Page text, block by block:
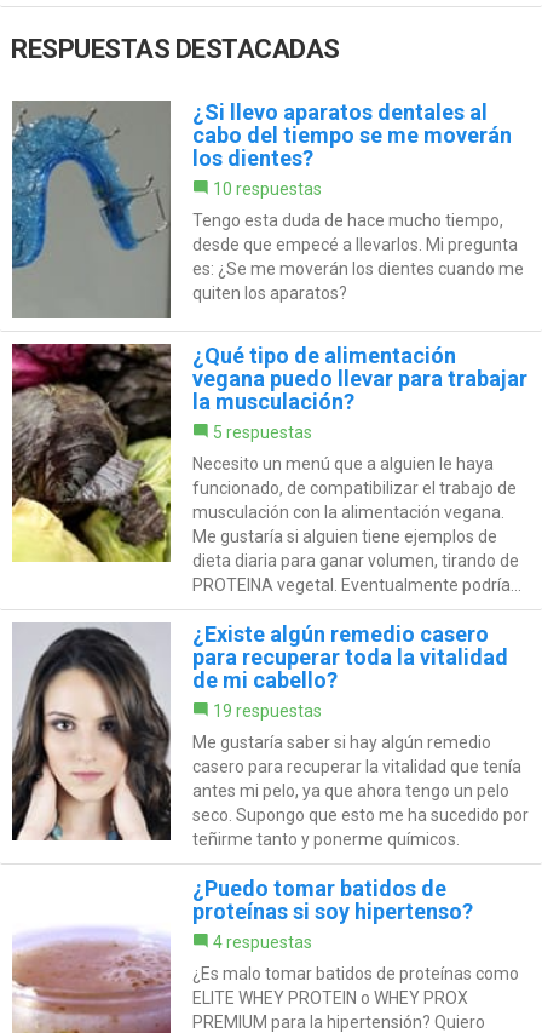
RESPUESTAS DESTACADAS
¿Si llevo aparatos dentales al
cabo del tiempo se me moverán
los dientes?
10 respuestas
Tengo esta duda de hace mucho tiempo,
desde que empecé a llevarlos. Mi pregunta
es: ¿Se me moverán los dientes cuando me
quiten los aparatos?
¿Qué tipo de alimentación
vegana puedo llevar para trabajar
la musculación?
5 respuestas
Necesito un menú que a alguien le haya
funcionado, de compatibilizar el trabajo de
musculación con la alimentación vegana.
Me gustaría si alguien tiene ejemplos de
dieta diaria para ganar volumen, tirando de
PROTEINA vegetal. Eventualmente podría...
¿Existe algún remedio casero
para recuperar toda la vitalidad
de mi cabello?
19 respuestas
Me gustaría saber si hay algún remedio
casero para recuperar la vitalidad que tenía
antes mi pelo, ya que ahora tengo un pelo
seco. Supongo que esto me ha sucedido por
teñirme tanto y ponerme químicos.
¿Puedo tomar batidos de
proteínas si soy hipertenso?
4 respuestas
¿Es malo tomar batidos de proteínas como
ELITE WHEY PROTEIN o WHEY PROX
PREMIUM para la hipertensión? Quiero